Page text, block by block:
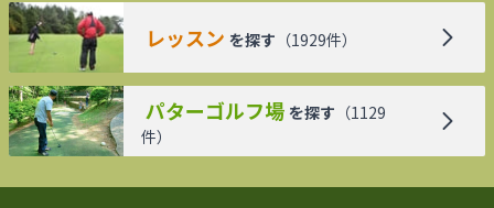
レッスン を探す （1929件）
パターゴルフ場 を探す （1129
件）